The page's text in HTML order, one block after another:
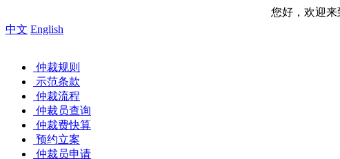
您好，欢迎来到中国海事仲
中文 English
仲裁规则
示范条款
仲裁流程
仲裁员查询
仲裁费快算
预约立案
仲裁员申请